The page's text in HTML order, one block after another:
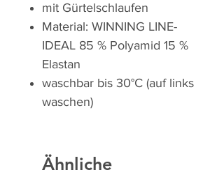
mit Gürtelschlaufen
Material: WINNING LINE-
IDEAL 85 % Polyamid 15 %
Elastan
waschbar bis 30°C (auf links
waschen)
Ähnliche